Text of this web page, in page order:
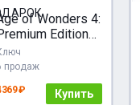
of Wonders 4:
Edition
Gift СТИМ
ПК
АВТОДОСТАВКА
продаж
₽ Купить